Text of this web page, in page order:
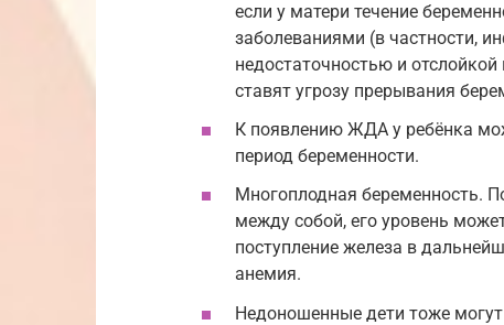
если у матери течение
заболеваниями (в частности,
недостаточностью и
ставят угрозу прерывания
К появлению ЖДА у ребёнка
период беременности.
Многоплодная беременность.
между собой, его уровень
поступление железа в
анемия.
Недоношенные дети тоже